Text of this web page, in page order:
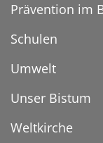
Prävention im
Schulen
Umwelt
Unser Bistum
Weltkirche